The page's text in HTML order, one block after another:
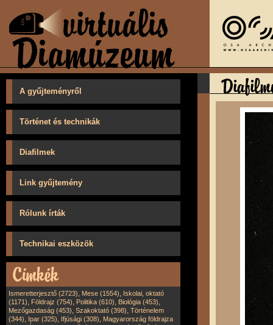
A gyűjteményről
Történet és technikák
Diafilmek
Link gyűjtemény
Rólunk írták
Technikai eszközök
Ismeretterjesztő (2723), Mese (1554), Iskolai, oktató
(1171), Földrajz (754), Politika (610), Biológia (453),
Mezőgazdaság (453), Szakoktató (398), Történelem
(344), Ipar (325), Ifjúsági (308), Magyarország földrajza